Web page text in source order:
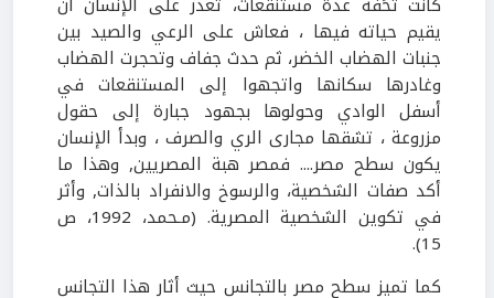
يقيم حياته فيها ، فعاش على الرعي والصيد بين
جنبات الهضاب الخضر، ثم حدث جفاف وتحجرت الهضاب
وغادرها سكانها واتجهوا إلى المستنقعات في
أسفل الوادي وحولوها بجهود جبارة إلى حقول
مزروعة ، تشقها مجارى الري والصرف ، وبدأ الإنسان
يكون سطح مصر.... فمصر هبة المصريين, وهذا ما
أكد صفات الشخصية، والرسوخ والانفراد بالذات, وأثر
في تكوين الشخصية المصرية. (مـحمد، 1992، ص
15).
كما تميز سطح مصر بالتجانس حيث أثار هذا التجانس